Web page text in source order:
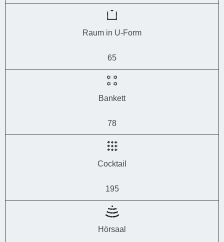
Raum in U-Form
65
Bankett
78
Cocktail
195
Hörsaal